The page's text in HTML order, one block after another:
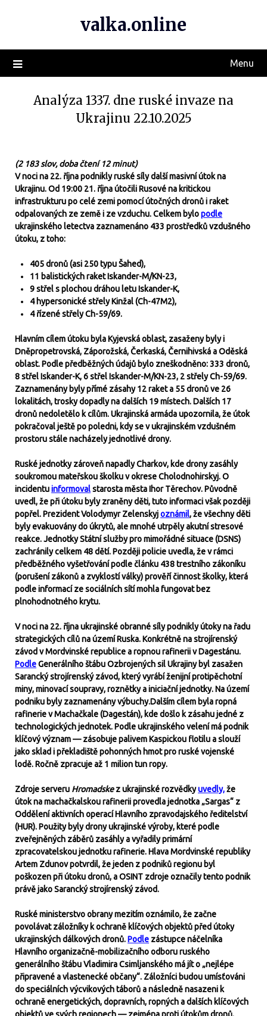
valka.online
Menu
Analýza 1337. dne ruské invaze na
Ukrajinu 22.10.2025
(2 183 slov, doba čtení 12 minut)
V noci na 22. října podnikly ruské síly další masivní útok na
Ukrajinu. Od 19:00 21. října útočili Rusové na kritickou
infrastrukturu po celé zemi pomocí útočných dronů i raket
odpalovaných ze země i ze vzduchu. Celkem bylopodle
ukrajinského letectva zaznamenáno 433 prostředků vzdušného
útoku, z toho:
405 dronů (asi 250 typu Šahed),
11 balistických raket Iskander-M/KN-23,
9 střel s plochou dráhou letu Iskander-K,
4 hypersonické střely Kinžal (Ch-47M2),
4 řízené střely Ch-59/69.
Hlavním cílem útoku byla Kyjevská oblast, zasaženy byly i
Dněpropetrovská, Záporožská, Čerkaská, Černihivská a Oděská
oblast. Podle předběžných údajů bylo zneškodněno: 333 dronů,
8 střel Iskander-K, 6 střel Iskander-M/KN-23, 2 střely Ch-59/69.
Zaznamenány byly přímé zásahy 12 raket a 55 dronů ve 26
lokalitách, trosky dopadly na dalších 19 místech. Dalších 17
dronů nedoletělo k cílům. Ukrajinská armáda upozornila, že útok
pokračoval ještě po poledni, kdy se v ukrajinském vzdušném
prostoru stále nacházely jednotlivé drony.
Ruské jednotky zároveň napadly Charkov, kde drony zasáhly
soukromou mateřskou školku v okrese Cholodnohirskyj. O
incidentuinformovalstarosta města Ihor Těrechov. Původně
uvedl, že při útoku byly zraněny děti, tuto informaci však později
popřel. Prezident Volodymyr Zelenskyjoznámil, že všechny děti
byly evakuovány do úkrytů, ale mnohé utrpěly akutní stresové
reakce. Jednotky Státní služby pro mimořádné situace (DSNS)
zachránily celkem 48 dětí. Později policie uvedla, že v rámci
předběžného vyšetřování podle článku 438 trestního zákoníku
(porušení zákonů a zvyklostí války) prověří činnost školky, která
podle informací ze sociálních sítí mohla fungovat bez
plnohodnotného krytu.
V noci na 22. října ukrajinské obranné síly podnikly útoky na řadu
strategických cílů na území Ruska. Konkrétně na strojírenský
závod v Mordvinské republice a ropnou rafinerii v Dagestánu.
PodleGenerálního štábu Ozbrojených sil Ukrajiny byl zasažen
Sarancký strojírenský závod, který vyrábí ženijní protipěchotní
miny, minovací soupravy, roznětky a iniciační jednotky. Na území
podniku byly zaznamenány výbuchy.Dalším cílem byla ropná
rafinerie v Machačkale (Dagestán), kde došlo k zásahu jedné z
technologických jednotek. Podle ukrajinského velení má podnik
klíčový význam — zásobuje palivem Kaspickou flotilu a slouží
jako sklad i překladiště pohonných hmot pro ruské vojenské
lodě. Ročně zpracuje až 1 milion tun ropy.
Zdroje serveru Hromadskez ukrajinské rozvědkyuvedly,že
útok na machačkalskou rafinerii provedla jednotka „Sargas“ z
Oddělení aktivních operací Hlavního zpravodajského ředitelství
(HUR). Použity byly drony ukrajinské výroby, které podle
zveřejněných záběrů zasáhly a vyřadily primární
zpracovatelskou jednotku rafinerie. Hlava Mordvinské republiky
Artem Zdunov potvrdil, že jeden z podniků regionu byl
poškozen při útoku dronů, a OSINT zdroje označily tento podnik
právě jako Sarancký strojírenský závod.
Ruské ministerstvo obrany mezitím oznámilo, že začne
povolávat záložníky k ochraně klíčových objektů před útoky
ukrajinských dálkových dronů.Podle zástupce náčelníka
Hlavního organizačně-mobilizačního odboru ruského
generálního štábu Vladimira Csimljanského má jít o „nejlépe
připravené a vlastenecké občany“. Záložníci budou umísťováni
do speciálních výcvikových táborů a následně nasazeni k
ochraně energetických, dopravních, ropných a dalších klíčových